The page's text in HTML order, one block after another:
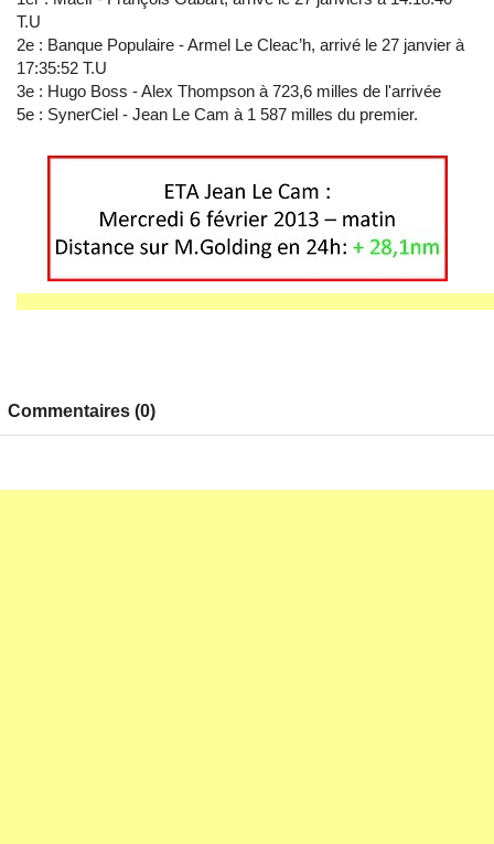
T.U
2e : Banque Populaire - Armel Le Cleac’h, arrivé le 27 janvier à
17:35:52 T.U
3e : Hugo Boss - Alex Thompson à 723,6 milles de l'arrivée
5e : SynerCiel - Jean Le Cam à 1 587 milles du premier.
Commentaires (0)